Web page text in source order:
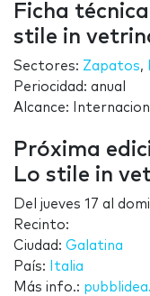
Ficha
stile in
Sectores: Zapatos,
Periocidad: anual
Alcance:
Próxima
Lo stile in
Del jueves 17 al
Recinto:
Ciudad: Galatina
País:
Italia
Más info.: